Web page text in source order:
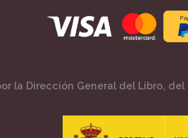
la Dirección General del Libro,